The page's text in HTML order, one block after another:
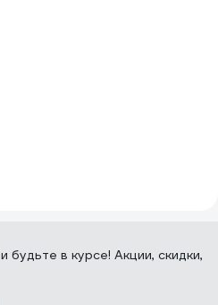
и будьте в курсе! Акции, скидки,